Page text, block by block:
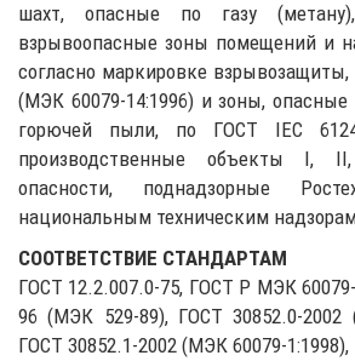
шахт, опасные по газу
взрывоопасные зоны помещений и
согласно маркировке взрывозащиты,
(МЭК 60079-14:1996) и зоны,
горючей пыли, по ГОСТ IEC
производственные объекты I,
опасности, поднадзорные
национальным техническим
СООТВЕТСТВИЕ СТАНДАРТАМ
ГОСТ 12.2.007.0-75, ГОСТ Р МЭК
96 (МЭК 529-89), ГОСТ 30852.0-2002
ГОСТ 30852.1-2002 (МЭК 60079-1:1998),